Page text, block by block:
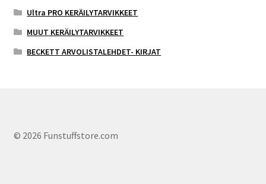
Ultra PRO KERÄILYTARVIKKEET
MUUT KERÄILYTARVIKKEET
BECKETT ARVOLISTALEHDET- KIRJAT
© 2026 Funstuffstore.com